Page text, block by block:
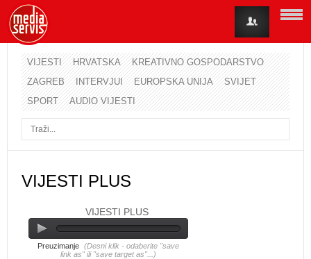
VIJESTI HRVATSKA
KREATIVNO GOSPODARSTVO
ZAGREB
INTERVJUI EUROPSKA UNIJA
SVIJET
SPORT
AUDIO VIJESTI
VIJESTI PLUS
VIJESTI PLUS
Preuzimanje (Desni klik - odaberite "save
link as" ili "save target as"...)
Korisničko ime
Lozinka
Zaboravili ste lozinku?